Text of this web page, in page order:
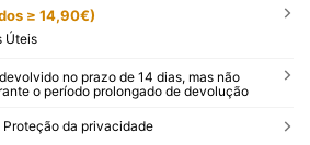
≥ 14,90€)
Úteis
no prazo de 14 dias, mas não
o período prolongado de devolução
Proteção da privacidade